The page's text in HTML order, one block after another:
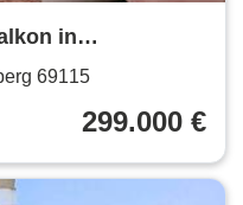
in
69115
299.000 €